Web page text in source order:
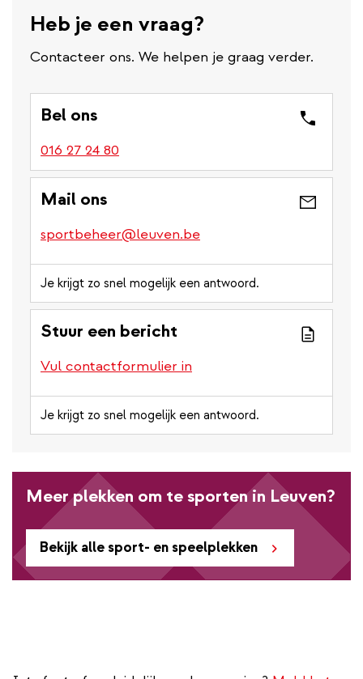
Heb je een vraag?
Contacteer ons. We helpen je graag verder.
Bel ons
016 27 24 80
Mail ons
sportbeheer@leuven.be
Je krijgt zo snel mogelijk een antwoord.
Stuur een bericht
Vul contactformulier in
Je krijgt zo snel mogelijk een antwoord.
Bekijk alle sport- en speelplekken
Meer plekken om te sporten in Leuven?